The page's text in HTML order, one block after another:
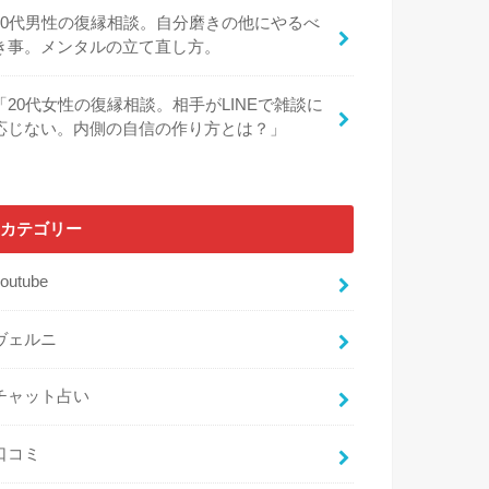
代男性の復縁相談。自分磨きの他にやるべ
事。メンタルの立て直し方。
20代女性の復縁相談。相手がLINEで雑談に
じない。内側の自信の作り方とは？」
カテゴリー
ェルニ
ャット占い
コミ